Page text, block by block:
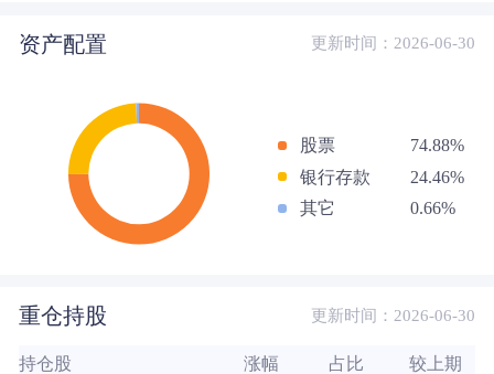
资产配置 更新时间：2026-06-30
股票
74.88%
银行存款
24.46%
其它
0.66%
重仓持股 更新时间：2026-06-30
持仓股 涨幅 占比 较上期